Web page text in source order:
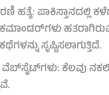
ಹತ್ಯೆ: ಪಾಕಿಸ್ತಾನದಲ್ಲಿ
ಸೃಷ್ಟಿಸಲಾಗುತ್ತಿದೆ.
ವೆಬ್‌ಸೈಟ್‌ಗಳು: ಕೆಲವು